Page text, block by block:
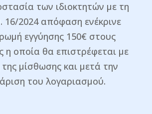
των ιδιοκτητών με τη
16/2024 απόφαση ενέκρινε
εγγύησης 150€ στους
η οποία θα επιστρέφεται με
της μίσθωσης και μετά την
του λογαριασμού.